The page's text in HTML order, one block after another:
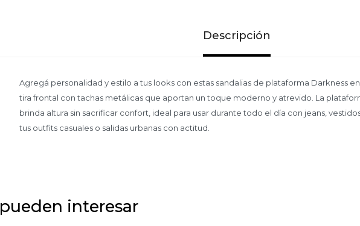
Descripción
Agregá personalidad y estilo a tus looks con estas sandalias de plataforma Darkness
tira frontal con tachas metálicas que aportan un toque moderno y atrevido. La
brinda altura sin sacrificar confort, ideal para usar durante todo el día con jeans,
tus outfits casuales o salidas urbanas con actitud.
interesar